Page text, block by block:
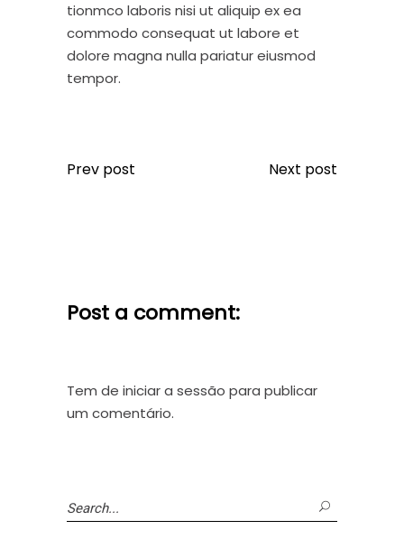
tionmco laboris nisi ut aliquip ex ea
commodo consequat ut labore et
dolore magna nulla pariatur eiusmod
tempor.
Prev post Next post
Post a comment:
Tem de iniciar a sessão para publicar
um comentário.
Search
for: